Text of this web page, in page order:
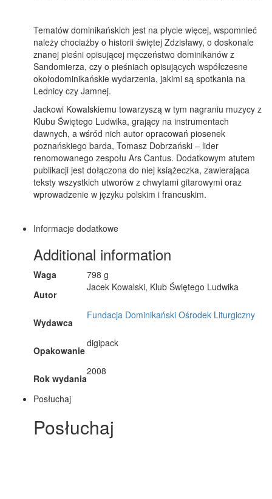
Tematów dominikańskich jest na płycie więcej, wspomnieć
należy chociażby o historii świętej Zdzisławy, o doskonale
znanej pieśni opisującej męczeństwo dominikanów z
Sandomierza, czy o pieśniach opisujących współczesne
okołodominikańskie wydarzenia, jakimi są spotkania na
Lednicy czy Jamnej.
Jackowi Kowalskiemu towarzyszą w tym nagraniu muzycy z
Klubu Świętego Ludwika, grający na instrumentach
dawnych, a wśród nich autor opracowań piosenek
poznańskiego barda, Tomasz Dobrzański – lider
renomowanego zespołu Ars Cantus. Dodatkowym atutem
publikacji jest dołączona do niej książeczka, zawierająca
teksty wszystkich utworów z chwytami gitarowymi oraz
wprowadzenie w języku polskim i francuskim.
Informacje dodatkowe
Additional information
Waga
798 g
Autor
Jacek Kowalski, Klub Świętego Ludwika
Wydawca
Fundacja Dominikański Ośrodek Liturgiczny
Opakowanie
digipack
Rok wydania
2008
Posłuchaj
Posłuchaj